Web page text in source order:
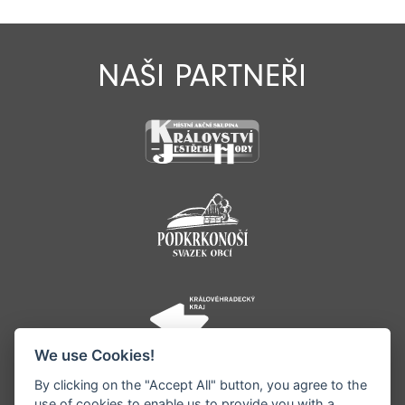
NAŠI PARTNEŘI
We use Cookies!
By clicking on the "Accept All" button, you agree to the